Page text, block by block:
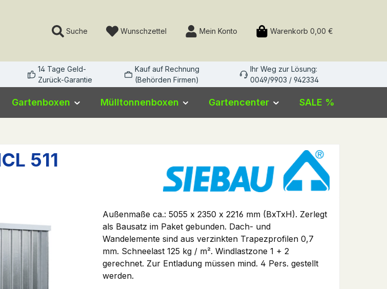
Suche Wunschzettel Du hast 0 Produkte auf dem Merkzettel
Mein Konto Warenkorb 0,00 €
14 Tage Geld-
Zurück-Garantie
Kauf auf Rechnung
(Behörden Firmen)
Ihr Weg zur Lösung:
0049/9903 / 942334
Gartenboxen Mülltonnenboxen Gartencenter SALE %
511
Außenmaße ca.: 5055 x 2350 x 2216 mm (BxTxH). Zerlegt
als Bausatz im Paket gebunden. Dach- und
Wandelemente sind aus verzinkten Trapezprofilen 0,7
mm. Schneelast 125 kg / m². Windlastzone 1 + 2
gerechnet. Zur Entladung müssen mind. 4 Pers. gestellt
werden.